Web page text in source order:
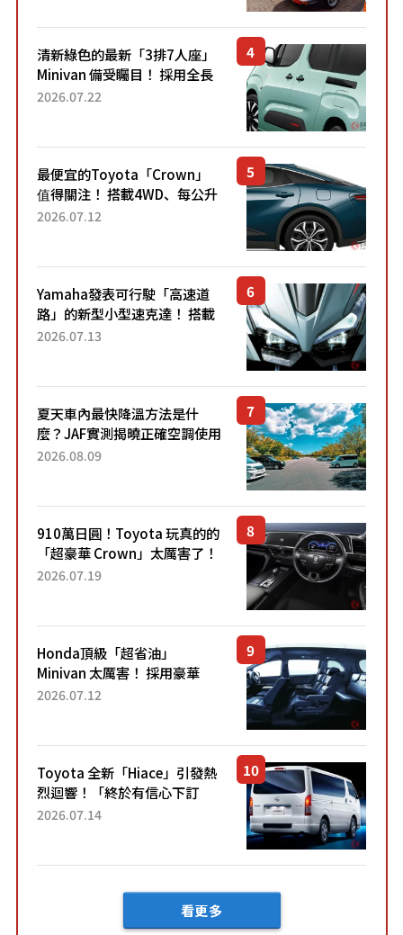
清新綠色的最新「3排7人座」
Minivan 備受矚目！ 採用全長
4.7公尺剛剛好的車身尺寸與
2026.07.22
最便宜的Toyota「Crown」
值得關注！ 搭載4WD、每公升
22.4公里低油耗表現超亮眼！
2026.07.12
Yamaha發表可行駛「高速道
路」的新型小型速克達！ 搭載
能享受超強勁「渦輪感」的動
2026.07.13
夏天車內最快降溫方法是什
麼？JAF實測揭曉正確空調使用
方式
2026.08.09
910萬日圓！Toyota 玩真的的
「超豪華 Crown」太厲害了！
採用由「匠人技藝」打造的
2026.07.19
Honda頂級「超省油」
Minivan 太厲害！ 採用豪華
「真皮座椅」與專屬「黑色內
「三...
2026.07.12
Toyota 全新「Hiace」引發熱
烈迴響！「終於有信心下訂
了！」「哪個等級交車最
車？...
2026.07.14
看更多